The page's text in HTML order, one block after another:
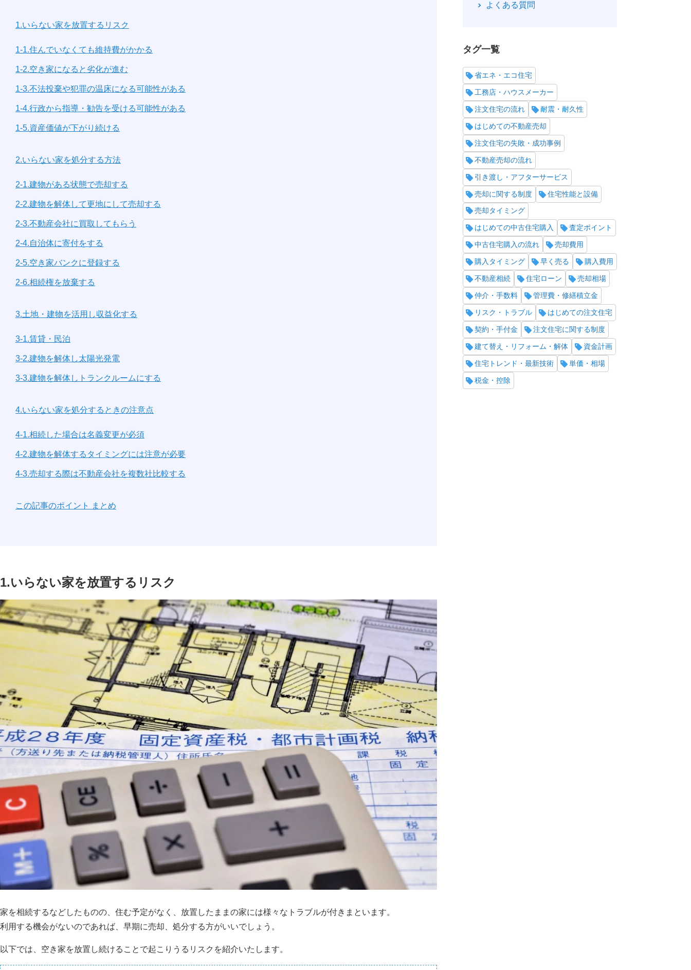
1.いらない家を放置するリスク
1-1.住んでいなくても維持費がかかる
1-2.空き家になると劣化が進む
1-3.不法投棄や犯罪の温床になる可能性がある
1-4.行政から指導・勧告を受ける可能性がある
1-5.資産価値が下がり続ける
2.いらない家を処分する方法
2-1.建物がある状態で売却する
2-2.建物を解体して更地にして売却する
2-3.不動産会社に買取してもらう
2-4.自治体に寄付をする
2-5.空き家バンクに登録する
2-6.相続権を放棄する
3.土地・建物を活用し収益化する
3-1.賃貸・民泊
3-2.建物を解体し太陽光発電
3-3.建物を解体しトランクルームにする
4.いらない家を処分するときの注意点
4-1.相続した場合は名義変更が必須
4-2.建物を解体するタイミングには注意が必要
4-3.売却する際は不動産会社を複数社比較する
この記事のポイント まとめ
1.いらない家を放置するリスク
家を相続するなどしたものの、住む予定がなく、放置したままの家には様々なトラブルが付きまといます。
利用する機会がないのであれば、早期に売却、処分する方がいいでしょう。
以下では、空き家を放置し続けることで起こりうるリスクを紹介いたします。
よくある質問
タグ一覧
省エネ・エコ住宅
工務店・ハウスメーカー
注文住宅の流れ 耐震・耐久性
はじめての不動産売却
注文住宅の失敗・成功事例
不動産売却の流れ
引き渡し・アフターサービス
売却に関する制度 住宅性能と設備
売却タイミング
はじめての中古住宅購入 査定ポイント
中古住宅購入の流れ 売却費用
購入タイミング 早く売る 購入費用
不動産相続 住宅ローン 売却相場
仲介・手数料 管理費・修繕積立金
リスク・トラブル はじめての注文住宅
契約・手付金 注文住宅に関する制度
建て替え・リフォーム・解体 資金計画
住宅トレンド・最新技術 単価・相場
税金・控除